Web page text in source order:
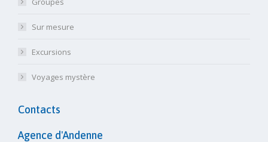
Sur mesure
Excursions
Voyages mystère
Contacts
Agence d'Andenne